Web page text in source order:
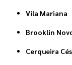
Vila Mariana
Brooklin
Cerqueira